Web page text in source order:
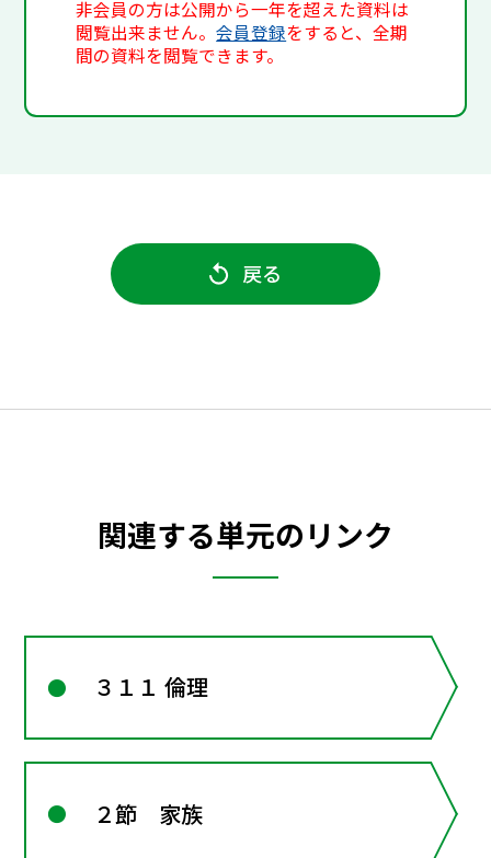
非会員の方は公開から一年を超えた資料は
閲覧出来ません。会員登録をすると、全期
間の資料を閲覧できます。
戻る
関連する単元のリンク
３１１ 倫理
２節 家族